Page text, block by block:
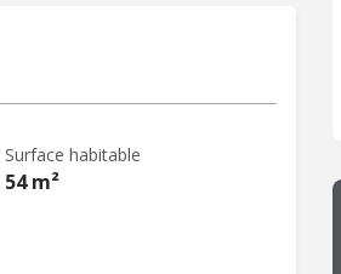
Surface habitable
54 m²